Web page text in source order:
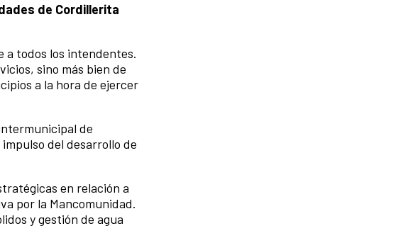
de Cordillerita
a todos los intendentes.
sino más bien de
a la hora de ejercer
de
del desarrollo de
en relación a
por la Mancomunidad.
y gestión de agua